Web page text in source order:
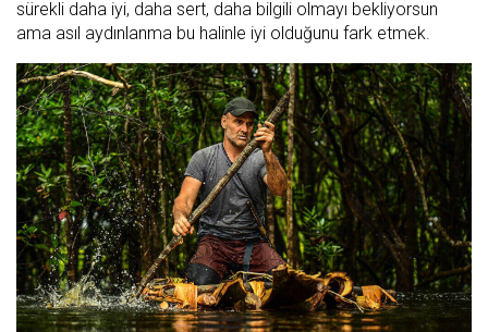
sürekli daha iyi, daha sert, daha bilgili olmayı bekliyorsun
ama asıl aydınlanma bu halinle iyi olduğunu fark etmek.